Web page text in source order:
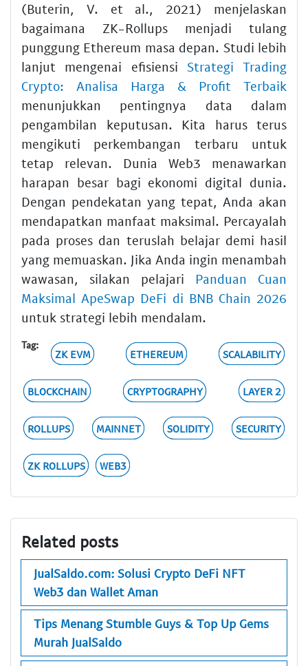
(Buterin, V. et al., 2021) menjelaskan
bagaimana ZK-Rollups menjadi tulang
punggung Ethereum masa depan. Studi lebih
lanjut mengenai efisiensi Strategi Trading
Crypto: Analisa Harga & Profit Terbaik
menunjukkan pentingnya data dalam
pengambilan keputusan. Kita harus terus
mengikuti perkembangan terbaru untuk
tetap relevan. Dunia Web3 menawarkan
harapan besar bagi ekonomi digital dunia.
Dengan pendekatan yang tepat, Anda akan
mendapatkan manfaat maksimal. Percayalah
pada proses dan teruslah belajar demi hasil
yang memuaskan. Jika Anda ingin menambah
wawasan, silakan pelajari Panduan Cuan
Maksimal ApeSwap DeFi di BNB Chain 2026
untuk strategi lebih mendalam.
Tag:
ZK EVM ETHEREUM SCALABILITY
BLOCKCHAIN CRYPTOGRAPHY LAYER 2
ROLLUPS MAINNET SOLIDITY SECURITY
ZK ROLLUPS WEB3
Related posts
JualSaldo.com: Solusi Crypto DeFi NFT
Web3 dan Wallet Aman
Tips Menang Stumble Guys & Top Up Gems
Murah JualSaldo